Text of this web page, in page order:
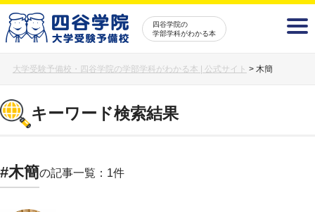
四谷学院の
学部学科がわかる本
大学受験予備校・四谷学院の学部学科がわかる本 | 公式サイト > 木簡
キーワード検索結果
#木簡の記事一覧：1件